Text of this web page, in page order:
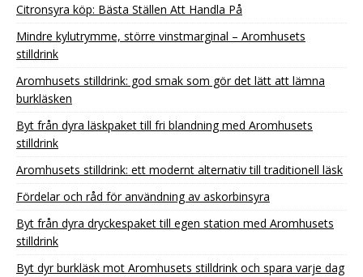
Citronsyra köp: Bästa Ställen Att Handla På
Mindre kylutrymme, större vinstmarginal – Aromhusets
stilldrink
Aromhusets stilldrink: god smak som gör det lätt att lämna
burkläsken
Byt från dyra läskpaket till fri blandning med Aromhusets
stilldrink
Aromhusets stilldrink: ett modernt alternativ till traditionell läsk
Fördelar och råd för användning av askorbinsyra
Byt från dyra dryckespaket till egen station med Aromhusets
stilldrink
Byt dyr burkläsk mot Aromhusets stilldrink och spara varje dag